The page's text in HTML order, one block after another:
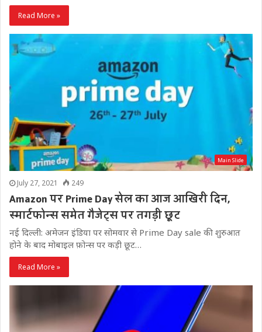
Read More »
Main Slide
July 27, 2021 249
Amazon पर Prime Day सेल का आज आखिरी दिन,
स्मार्टफोन्स समेत गैजेट्स पर तगड़ी छूट
नई दिल्ली: अमेजन इंडिया पर सोमवार से Prime Day sale की शुरुआत
होने के बाद मोबाइल फ़ोन्स पर कड़ी छूट…
Read More »